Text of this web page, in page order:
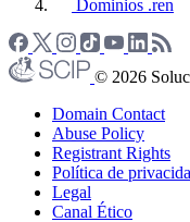
Dominios .ren
© 2026
Domain Contact
Abuse Policy
Registrant Rights
Política de
Legal
Canal Ético